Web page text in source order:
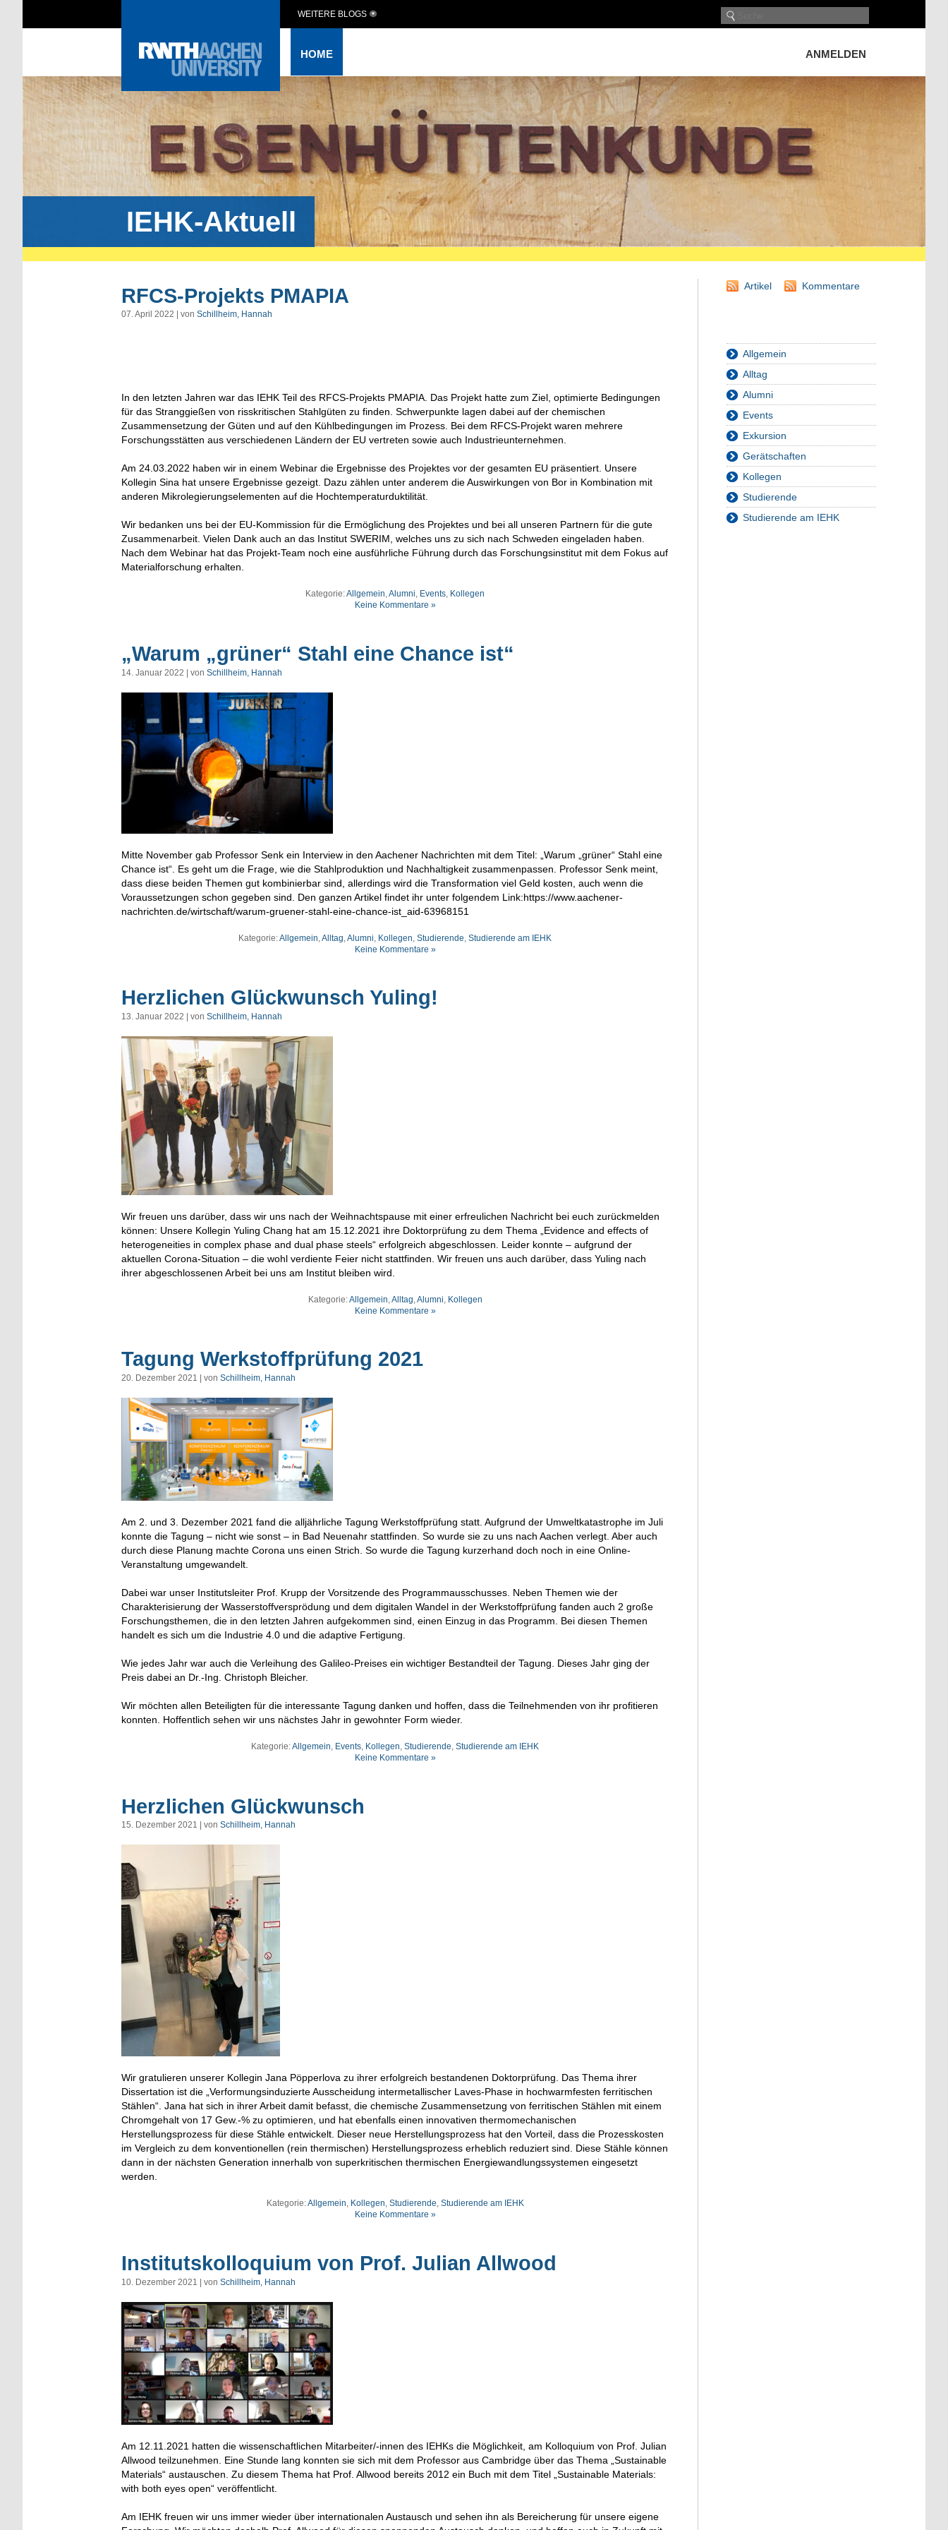
HOME ANMELDEN
WEITERE BLOGS
IEHK-Aktuell
RFCS-Projekts PMAPIA
07. April 2022 | von Schillheim, Hannah
In den letzten Jahren war das IEHK Teil des RFCS-Projekts PMAPIA. Das Projekt hatte zum Ziel, optimierte Bedingungen
für das Stranggießen von risskritischen Stahlgüten zu finden. Schwerpunkte lagen dabei auf der chemischen
Zusammensetzung der Güten und auf den Kühlbedingungen im Prozess. Bei dem RFCS-Projekt waren mehrere
Forschungsstätten aus verschiedenen Ländern der EU vertreten sowie auch Industrieunternehmen.
Am 24.03.2022 haben wir in einem Webinar die Ergebnisse des Projektes vor der gesamten EU präsentiert. Unsere
Kollegin Sina hat unsere Ergebnisse gezeigt. Dazu zählen unter anderem die Auswirkungen von Bor in Kombination mit
anderen Mikrolegierungselementen auf die Hochtemperaturduktilität.
Wir bedanken uns bei der EU-Kommission für die Ermöglichung des Projektes und bei all unseren Partnern für die gute
Zusammenarbeit. Vielen Dank auch an das Institut SWERIM, welches uns zu sich nach Schweden eingeladen haben.
Nach dem Webinar hat das Projekt-Team noch eine ausführliche Führung durch das Forschungsinstitut mit dem Fokus auf
Materialforschung erhalten.
Kategorie:Allgemein,Alumni, Events, Kollegen
Keine Kommentare »
„Warum „grüner“ Stahl eine Chance ist“
14. Januar 2022 | von Schillheim, Hannah
Mitte November gab Professor Senk ein Interview in den Aachener Nachrichten mit dem Titel: „Warum „grüner“ Stahl eine
Chance ist“. Es geht um die Frage, wie die Stahlproduktion und Nachhaltigkeit zusammenpassen. Professor Senk meint,
dass diese beiden Themen gut kombinierbar sind, allerdings wird die Transformation viel Geld kosten, auch wenn die
Voraussetzungen schon gegeben sind. Den ganzen Artikel findet ihr unter folgendem Link:https://www.aachener-
nachrichten.de/wirtschaft/warum-gruener-stahl-eine-chance-ist_aid-63968151
Kategorie:Allgemein Alltag Alumni Kollegen Studierende Studierende am IEHK
Keine Kommentare »
Herzlichen Glückwunsch Yuling!
13. Januar 2022 | von Schillheim, Hannah
Wir freuen uns darüber, dass wir uns nach der Weihnachtspause mit einer erfreulichen Nachricht bei euch zurückmelden
können: Unsere Kollegin Yuling Chang hat am 15.12.2021 ihre Doktorprüfung zu dem Thema „Evidence and effects of
heterogeneities in complex phase and dual phase steels“ erfolgreich abgeschlossen. Leider konnte – aufgrund der
aktuellen Corona-Situation – die wohl verdiente Feier nicht stattfinden. Wir freuen uns auch darüber, dass Yuling nach
ihrer abgeschlossenen Arbeit bei uns am Institut bleiben wird.
Kategorie:Allgemein,Alltag,Alumni, Kollegen
Keine Kommentare »
Tagung Werkstoffprüfung 2021
20. Dezember 2021 | von Schillheim, Hannah
Am 2. und 3. Dezember 2021 fand die alljährliche Tagung Werkstoffprüfung statt. Aufgrund der Umweltkatastrophe im Juli
konnte die Tagung – nicht wie sonst – in Bad Neuenahr stattfinden. So wurde sie zu uns nach Aachen verlegt. Aber auch
durch diese Planung machte Corona uns einen Strich. So wurde die Tagung kurzerhand doch noch in eine Online-
Veranstaltung umgewandelt.
Dabei war unser Institutsleiter Prof. Krupp der Vorsitzende des Programmausschusses. Neben Themen wie der
Charakterisierung der Wasserstoffversprödung und dem digitalen Wandel in der Werkstoffprüfung fanden auch 2 große
Forschungsthemen, die in den letzten Jahren aufgekommen sind, einen Einzug in das Programm. Bei diesen Themen
handelt es sich um die Industrie 4.0 und die adaptive Fertigung.
Wie jedes Jahr war auch die Verleihung des Galileo-Preises ein wichtiger Bestandteil der Tagung. Dieses Jahr ging der
Preis dabei an Dr.-Ing. Christoph Bleicher.
Wir möchten allen Beteiligten für die interessante Tagung danken und hoffen, dass die Teilnehmenden von ihr profitieren
konnten. Hoffentlich sehen wir uns nächstes Jahr in gewohnter Form wieder.
Kategorie:Allgemein, Events, Kollegen, Studierende, Studierende am IEHK
Keine Kommentare »
Herzlichen Glückwunsch
15. Dezember 2021 | von Schillheim, Hannah
Wir gratulieren unserer Kollegin Jana Pöpperlova zu ihrer erfolgreich bestandenen Doktorprüfung. Das Thema ihrer
Dissertation ist die „Verformungsinduzierte Ausscheidung intermetallischer Laves-Phase in hochwarmfesten ferritischen
Stählen“. Jana hat sich in ihrer Arbeit damit befasst, die chemische Zusammensetzung von ferritischen Stählen mit einem
Chromgehalt von 17 Gew.-% zu optimieren, und hat ebenfalls einen innovativen thermomechanischen
Herstellungsprozess für diese Stähle entwickelt. Dieser neue Herstellungsprozess hat den Vorteil, dass die Prozesskosten
im Vergleich zu dem konventionellen (rein thermischen) Herstellungsprozess erheblich reduziert sind. Diese Stähle können
dann in der nächsten Generation innerhalb von superkritischen thermischen Energiewandlungssystemen eingesetzt
werden.
Kategorie:Allgemein, Kollegen, Studierende, Studierende am IEHK
Keine Kommentare »
Institutskolloquium von Prof. Julian Allwood
10. Dezember 2021 | von Schillheim, Hannah
Am 12.11.2021 hatten die wissenschaftlichen Mitarbeiter/-innen des IEHKs die Möglichkeit, am Kolloquium von Prof. Julian
Allwood teilzunehmen. Eine Stunde lang konnten sie sich mit dem Professor aus Cambridge über das Thema „Sustainable
Materials“ austauschen. Zu diesem Thema hat Prof. Allwood bereits 2012 ein Buch mit dem Titel „Sustainable Materials:
with both eyes open“ veröffentlicht.
Am IEHK freuen wir uns immer wieder über internationalen Austausch und sehen ihn als Bereicherung für unsere eigene
Artikel Kommentare
Allgemein
Alltag
Alumni
Events
Exkursion
Gerätschaften
Kollegen
Studierende
Studierende am IEHK